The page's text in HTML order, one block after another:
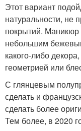
Этот вариант
натуральности, не
покрытий.
небольшим
какого-либо
геометрией или
С глянцевым
сделать и
сделать более
Тем более, в 2020